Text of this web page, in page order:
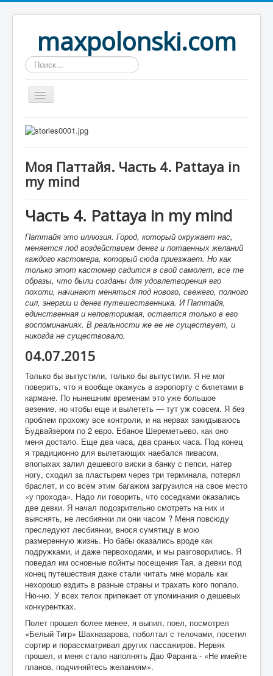
maxpolonski.com
Искать...
Home
Рассказы
Контакты
Вход
Моя Паттайя. Часть 4. Pattaya in
my mind
Часть 4. Pattaya in my mind
Паттайя это иллюзия. Город, который окружает нас,
меняется под воздействием денег и потаенных желаний
каждого кастомера, который сюда приезжает. Но как
только этот кастомер садится в свой самолет, все те
образы, что были созданы для удовлетворения его
похоти, начинают меняться под нового, свежего, полного
сил, энергии и денег путешественника. И Паттайя,
единственная и неповторимая, остается только в его
воспоминаниях. В реальности же ее не существует, и
никогда не существовало.
04.07.2015
Только бы выпустили, только бы выпустили. Я не мог
поверить, что я вообще окажусь в аэропорту с билетами в
кармане. По нынешним временам это уже большое
везение, но чтобы еще и вылететь — тут уж совсем. Я без
проблем прохожу все контроли, и на нервах закидываюсь
Будвайзером по 2 евро. Ебаное Шереметьево, как оно
меня достало. Еще два часа, два сраных часа. Под конец
я традиционно для вылетающих наебался пивасом,
впопыхах залил дешевого виски в банку с пепси, натер
ногу, сходил за пластырем через три терминала, потерял
браслет, и со всем этим багажом загрузился на свое место
«у прохода». Надо ли говорить, что соседками оказались
две девки. Я начал подозрительно смотреть на них и
выяснять, не лесбиянки ли они часом ? Меня повсюду
преследуют лесбиянки, внося сумятицу в мою
размеренную жизнь. Но бабы оказались вроде как
подружками, и даже первоходами, и мы разговорились. Я
поведал им основные пойнты посещения Тая, а девки под
конец путешествия даже стали читать мне мораль как
нехорошо ездить в разные страны и трахать кого попало.
Ню-ню. У всех телок припекает от упоминания о дешевых
конкурентках.
Полет прошел более менее, я выпил, поел, посмотрел
«Белый Тигр» Шахназарова, поболтал с телочами, посетил
сортир и порассматривал других пассажиров. Нервяк
прошел, и меня стало наполнять Дао Фаранга - «Не имейте
планов, подчиняйтесь желаниям».